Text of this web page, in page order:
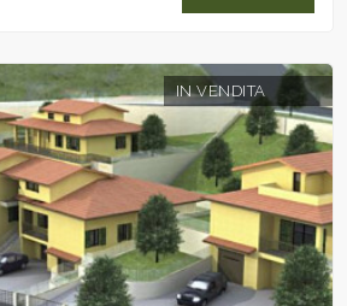
IN VENDITA